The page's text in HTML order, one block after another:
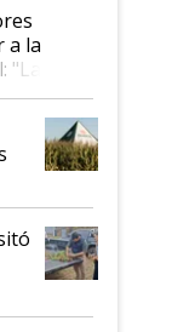
a la
son